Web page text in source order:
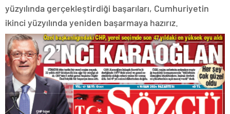
yüzyılında gerçekleştirdiği başarıları, Cumhuriyetin
ikinci yüzyılında yeniden başarmaya hazırız.